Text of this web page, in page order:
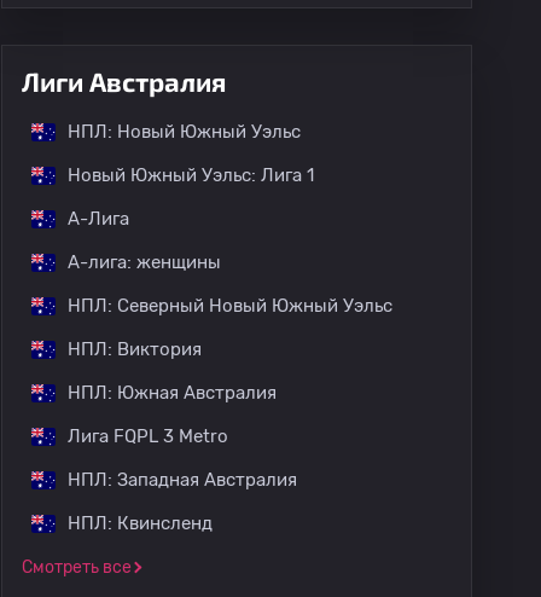
Лиги Австралия
НПЛ: Новый Южный Уэльс
Новый Южный Уэльс: Лига 1
А-Лига
А-лига: женщины
НПЛ: Северный Новый Южный Уэльс
НПЛ: Виктория
НПЛ: Южная Австралия
Лига FQPL 3 Metro
НПЛ: Западная Австралия
НПЛ: Квинсленд
Смотреть все